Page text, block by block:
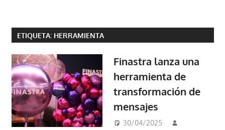
no
que
estar
en
chino
ETIQUETA: HERRAMIENTA
Finastra lanza una
herramienta de
transformación de
mensajes
30/04/2025